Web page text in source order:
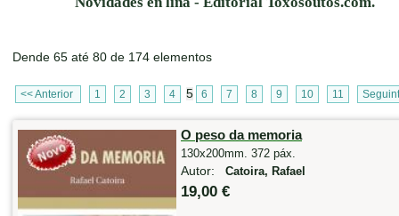
Dende 65 até 80 de 174 elementos
<< Anterior 1 2 3 4 5 6 7 8 9 10 11
O peso da memoria
130x200mm. 372 páx.
Autor: Catoira, Rafael
19,00 €